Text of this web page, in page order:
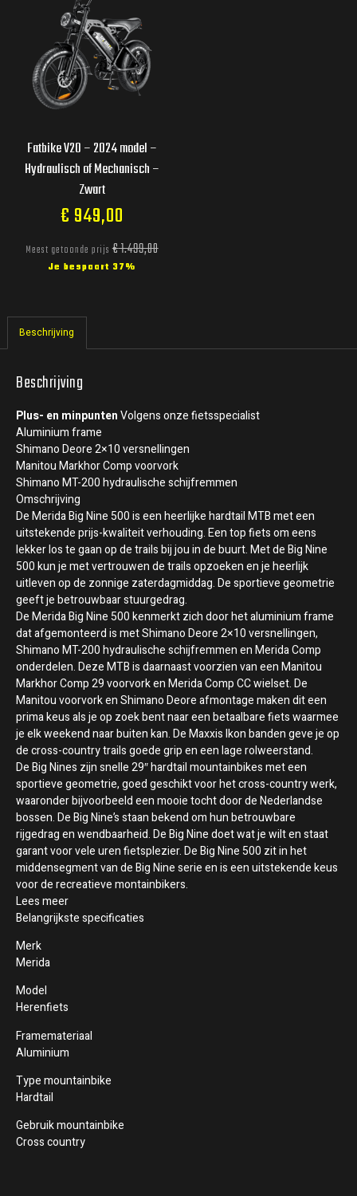
Fatbike V20 – 2024 model –
Hydraulisch of Mechanisch –
Zwart
€ 949,00
Meest getoonde prijs€1.499,00
Je bespaart 37%
Beschrijving
Beschrijving
Plus- en minpuntenVolgens onze fietsspecialist
Aluminium frame
Shimano Deore 2×10 versnellingen
Manitou Markhor Comp voorvork
Shimano MT-200 hydraulische schijfremmen
Omschrijving
De Merida Big Nine 500 is een heerlijke hardtail MTB met een
uitstekende prijs-kwaliteit verhouding. Een top fiets om eens
lekker los te gaan op de trails bij jou in de buurt. Met de Big Nine
500 kun je met vertrouwen de trails opzoeken en je heerlijk
uitleven op de zonnige zaterdagmiddag. De sportieve geometrie
geeft je betrouwbaar stuurgedrag.
De Merida Big Nine 500 kenmerkt zich door het aluminium frame
dat afgemonteerd is met Shimano Deore 2×10 versnellingen,
Shimano MT-200 hydraulische schijfremmen en Merida Comp
onderdelen. Deze MTB is daarnaast voorzien van een Manitou
Markhor Comp 29 voorvork en Merida Comp CC wielset. De
Manitou voorvork en Shimano Deore afmontage maken dit een
prima keus als je op zoek bent naar een betaalbare fiets waarmee
je elk weekend naar buiten kan. De Maxxis Ikon banden geve je op
de cross-country trails goede grip en een lage rolweerstand.
De Big Nines zijn snelle 29″ hardtail mountainbikes met een
sportieve geometrie, goed geschikt voor het cross-country werk,
waaronder bijvoorbeeld een mooie tocht door de Nederlandse
bossen. De Big Nine’s staan bekend om hun betrouwbare
rijgedrag en wendbaarheid. De Big Nine doet wat je wilt en staat
garant voor vele uren fietsplezier. De Big Nine 500 zit in het
middensegment van de Big Nine serie en is een uitstekende keus
voor de recreatieve montainbikers.
Lees meer
Belangrijkste specificaties
Merk
Merida
Model
Herenfiets
Framemateriaal
Aluminium
Type mountainbike
Hardtail
Gebruik mountainbike
Cross country